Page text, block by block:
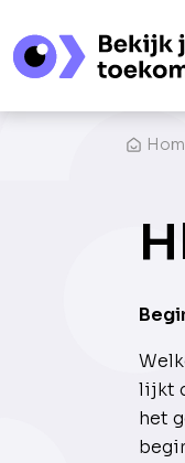
lijkt
het